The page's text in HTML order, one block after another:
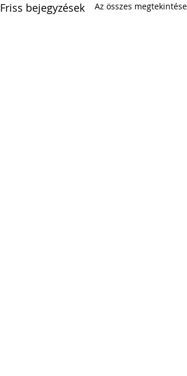
Friss bejegyzések Az összes megtekintése